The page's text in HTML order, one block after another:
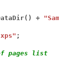
+
;
pages list